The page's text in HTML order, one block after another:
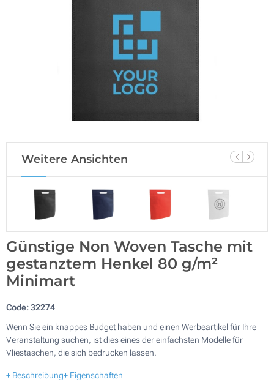
Weitere Ansichten
Günstige Non Woven Tasche mit
gestanztem Henkel 80 g/m²
Minimart
Code:32274
Wenn Sie ein knappes Budget haben und einen Werbeartikel für Ihre
Veranstaltung suchen, ist dies eines der einfachsten Modelle für
Vliestaschen, die sich bedrucken lassen.
+ Beschreibung+ Eigenschaften